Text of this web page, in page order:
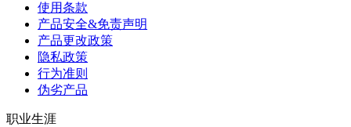
使用条款
产品安全&免责声明
产品更改政策
隐私政策
行为准则
伪劣产品
职业生涯